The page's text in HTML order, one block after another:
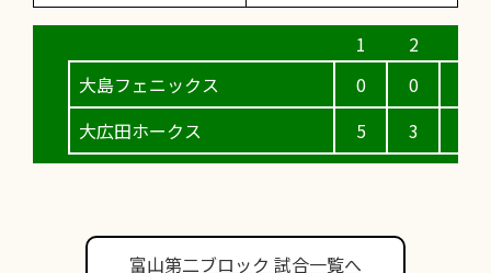
大島フェニックス
大広田ホークス
0
5
0
3
富山第二ブロック 試合一覧へ